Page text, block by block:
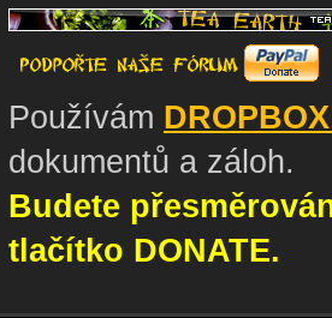
Používám
dokumentů a záloh.
Budete
tlačítko DONATE.